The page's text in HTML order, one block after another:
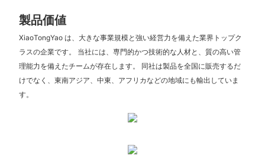
製品価値
XiaoTongYao は、大きな事業規模と強い経営力を備えた業界トップク
ラスの企業です。 当社には、専門的かつ技術的な人材と、質の高い管
理能力を備えたチームが存在します。 同社は製品を全国に販売するだ
けでなく、東南アジア、中東、アフリカなどの地域にも輸出していま
す。